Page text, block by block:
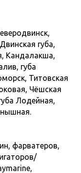
губа,
Кандалакша,
губа
Титовская
Чёшская
Лодейная,
фарватеров,